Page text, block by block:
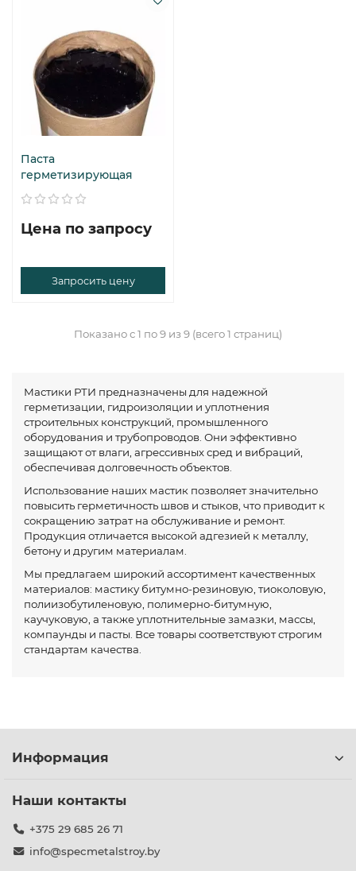
Паста
герметизирующая
Цена по запросу
Запросить цену
Показано с 1 по 9 из 9 (всего 1 страниц)
Мастики РТИ предназначены для надежной
герметизации, гидроизоляции и уплотнения
строительных конструкций, промышленного
оборудования и трубопроводов. Они эффективно
защищают от влаги, агрессивных сред и вибраций,
обеспечивая долговечность объектов.
Использование наших мастик позволяет значительно
повысить герметичность швов и стыков, что приводит к
сокращению затрат на обслуживание и ремонт.
Продукция отличается высокой адгезией к металлу,
бетону и другим материалам.
Мы предлагаем широкий ассортимент качественных
материалов: мастику битумно-резиновую, тиоколовую,
полиизобутиленовую, полимерно-битумную,
каучуковую, а также уплотнительные замазки, массы,
компаунды и пасты. Все товары соответствуют строгим
стандартам качества.
Информация
Наши контакты
+375 29 685 26 71
info@specmetalstroy.by